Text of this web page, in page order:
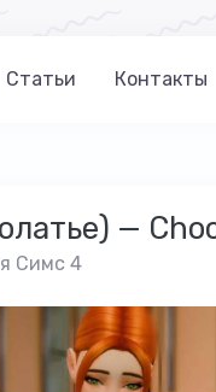
Статьи Контакты
—
Симс 4